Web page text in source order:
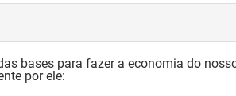
bases para fazer a economia do
por ele: